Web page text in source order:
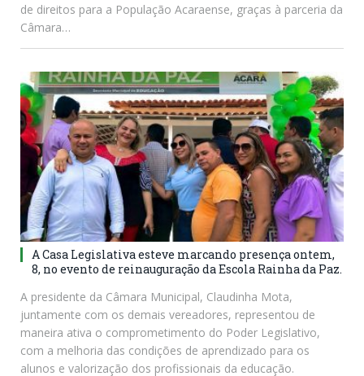
de direitos para a População Acaraense, graças à parceria da
Câmara…
A Casa Legislativa esteve marcando presença ontem,
8, no evento de reinauguração da Escola Rainha da Paz.
A presidente da Câmara Municipal, Claudinha Mota,
juntamente com os demais vereadores, representou de
maneira ativa o comprometimento do Poder Legislativo,
com a melhoria das condições de aprendizado para os
alunos e valorização dos profissionais da educação.